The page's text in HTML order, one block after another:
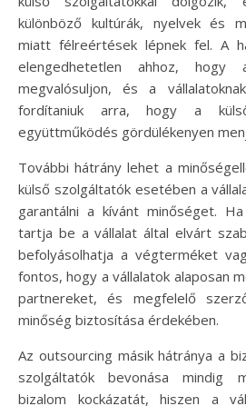
különböző kultúrák, nyelvek és
miatt félreértések lépnek fel. A
elengedhetetlen ahhoz, hogy
megvalósuljon, és a
fordítaniuk arra, hogy a
együttműködés gördülékenyen
További hátrány lehet a
külső szolgáltatók esetében a
garantálni a kívánt minőséget.
tartja be a vállalat által elvárt
befolyásolhatja a végterméket
fontos, hogy a vállalatok alaposan
partnereket, és megfelelő
minőség biztosítása érdekében.
Az outsourcing másik hátránya a
szolgáltatók bevonása mindig
bizalom kockázatát, hiszen a